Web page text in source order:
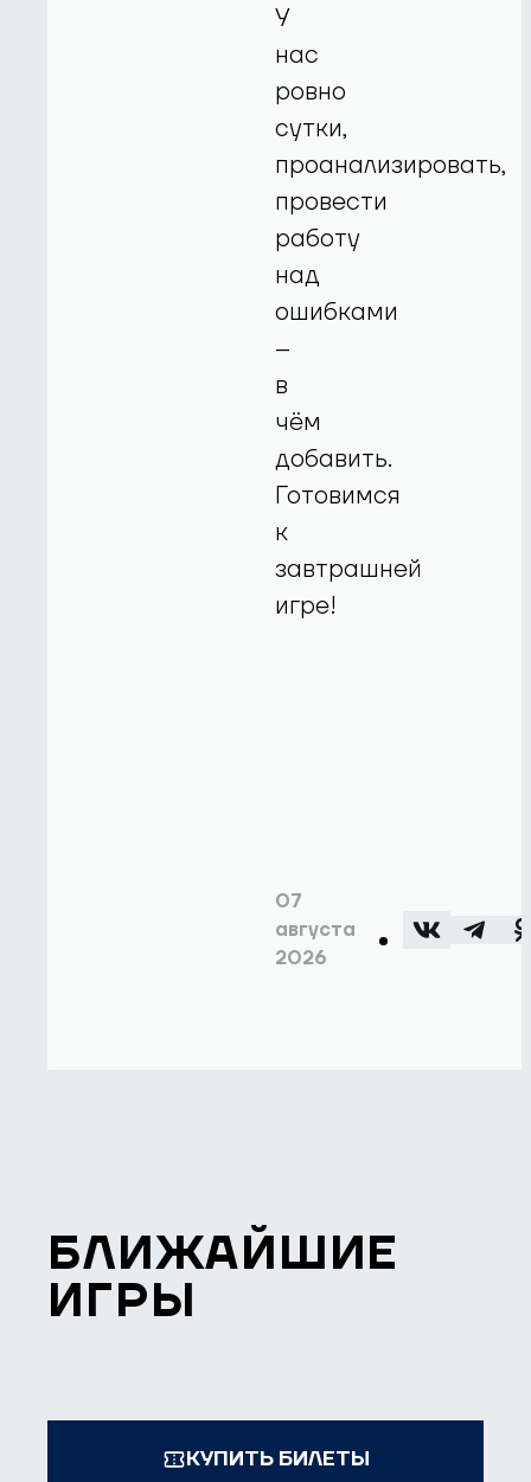
У
нас
ровно
сутки,
проанализировать,
провести
работу
над
ошибками
–
в
чём
добавить.
Готовимся
к
завтрашней
игре!
07
августа
2026
БЛИЖАЙШИЕ
ИГРЫ
КУПИТЬ БИЛЕТЫ